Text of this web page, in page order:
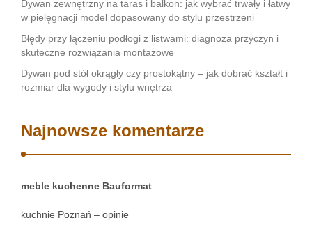
Dywan zewnętrzny na taras i balkon: jak wybrać trwały i łatwy
w pielęgnacji model dopasowany do stylu przestrzeni
Błędy przy łączeniu podłogi z listwami: diagnoza przyczyn i
skuteczne rozwiązania montażowe
Dywan pod stół okrągły czy prostokątny – jak dobrać kształt i
rozmiar dla wygody i stylu wnętrza
Najnowsze komentarze
meble kuchenne Bauformat
kuchnie Poznań – opinie